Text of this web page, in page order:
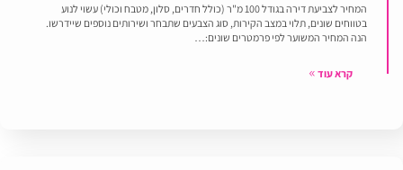
המחיר לצביעת דירה בגודל 100 מ"ר (כולל חדרים, סלון, מטבח וכולי) עשוי לנוע
בטווחים שונים, תלוי במצב הקירות, סוג הצבעים שתבחר ושירותים נוספים שיידרשו.
הנה המחיר המשוער לפי פרמטרים שונים:…
קרא עוד